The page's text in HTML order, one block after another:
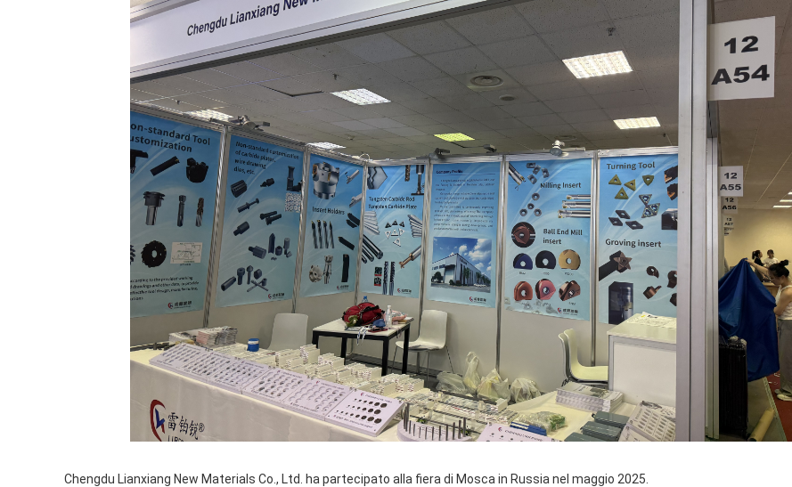
Chengdu Lianxiang New Materials Co., Ltd. ha partecipato alla fiera di Mosca in Russia nel maggio 2025.